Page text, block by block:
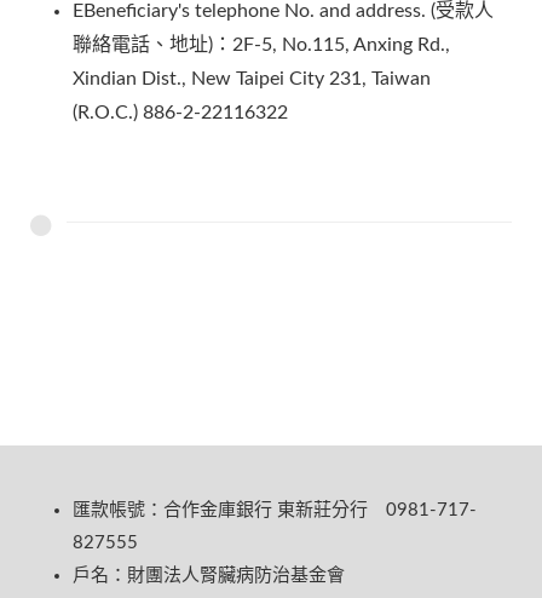
EBeneficiary's telephone No. and address. (受款人
聯絡電話、地址)：2F-5, No.115, Anxing Rd.,
Xindian Dist., New Taipei City 231, Taiwan
(R.O.C.) 886-2-22116322
匯款帳號：合作金庫銀行 東新莊分行 0981-717-
827555
戶名：財團法人腎臟病防治基金會